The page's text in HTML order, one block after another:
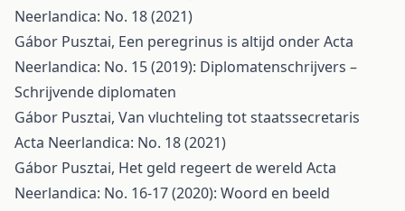
Neerlandica: No. 18 (2021)
Gábor Pusztai, Een peregrinus is altijd onderActa
Neerlandica: No. 15 (2019): Diplomatenschrijvers –
Schrijvende diplomaten
Gábor Pusztai, Van vluchteling tot staatssecretaris
Acta Neerlandica: No. 18 (2021)
Gábor Pusztai, Het geld regeert de wereld Acta
Neerlandica: No. 16-17 (2020): Woord en beeld